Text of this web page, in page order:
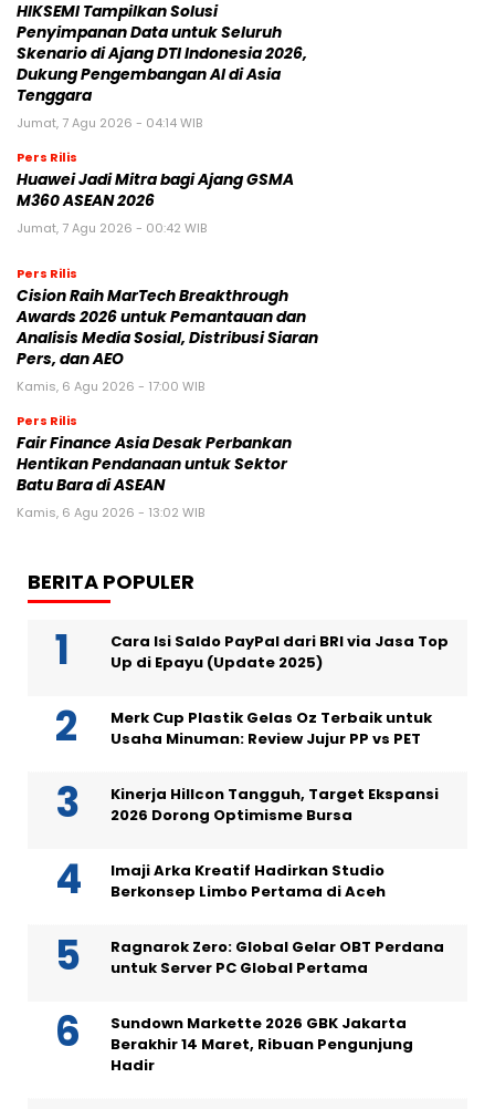
HIKSEMI Tampilkan Solusi
Penyimpanan Data untuk Seluruh
Skenario di Ajang DTI Indonesia 2026,
Dukung Pengembangan AI di Asia
Tenggara
Jumat, 7 Agu 2026 - 04:14 WIB
Pers Rilis
Huawei Jadi Mitra bagi Ajang GSMA
M360 ASEAN 2026
Jumat, 7 Agu 2026 - 00:42 WIB
Pers Rilis
Cision Raih MarTech Breakthrough
Awards 2026 untuk Pemantauan dan
Analisis Media Sosial, Distribusi Siaran
Pers, dan AEO
Kamis, 6 Agu 2026 - 17:00 WIB
Pers Rilis
Fair Finance Asia Desak Perbankan
Hentikan Pendanaan untuk Sektor
Batu Bara di ASEAN
Kamis, 6 Agu 2026 - 13:02 WIB
BERITA POPULER
Cara Isi Saldo PayPal dari BRI via Jasa Top
Up di Epayu (Update 2025)
Merk Cup Plastik Gelas Oz Terbaik untuk
Usaha Minuman: Review Jujur PP vs PET
Kinerja Hillcon Tangguh, Target Ekspansi
2026 Dorong Optimisme Bursa
Imaji Arka Kreatif Hadirkan Studio
Berkonsep Limbo Pertama di Aceh
Ragnarok Zero: Global Gelar OBT Perdana
untuk Server PC Global Pertama
Sundown Markette 2026 GBK Jakarta
Berakhir 14 Maret, Ribuan Pengunjung
Hadir